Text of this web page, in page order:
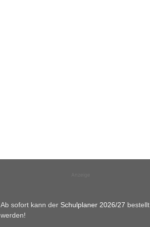
Ab sofort kann der Schulplaner 2026/27 bestellt
werden!